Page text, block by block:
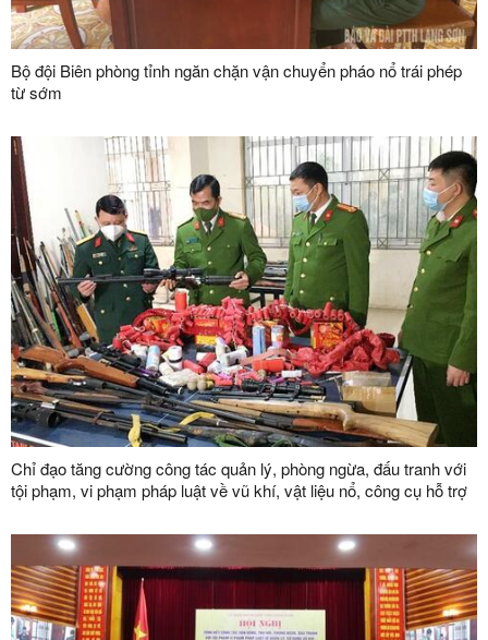
Bộ đội Biên phòng tỉnh ngăn chặn vận chuyển pháo nổ trái phép
từ sớm
Chỉ đạo tăng cường công tác quản lý, phòng ngừa, đấu tranh với
tội phạm, vi phạm pháp luật về vũ khí, vật liệu nổ, công cụ hỗ trợ